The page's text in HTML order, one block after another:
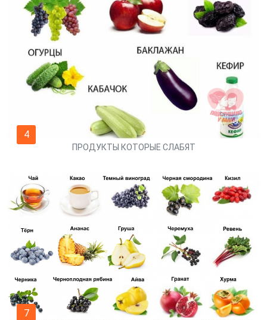
4
ПРОДУКТЫ КОТОРЫЕ СЛАБЯТ
7